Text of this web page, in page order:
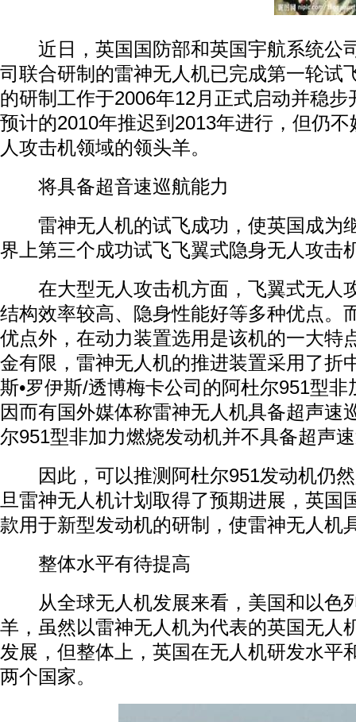
近日，英国国防部和英国宇航系统公
司联合研制的雷神无人机已完成第一轮试
的研制工作于2006年12月正式启动并稳
预计的2010年推迟到2013年进行，但仍
人攻击机领域的领头羊。
将具备超音速巡航能力
雷神无人机的试飞成功，使英国成为
界上第三个成功试飞飞翼式隐身无人攻击
在大型无人攻击机方面，飞翼式无人
结构效率较高、隐身性能好等多种优点。
优点外，在动力装置选用是该机的一大特
金有限，雷神无人机的推进装置采用了折
斯•罗伊斯/透博梅卡公司的阿杜尔951型
因而有国外媒体称雷神无人机具备超声速
尔951型非加力燃烧发动机并不具备超声
因此，可以推测阿杜尔951发动机仍然
旦雷神无人机计划取得了预期进展，英国
款用于新型发动机的研制，使雷神无人机
整体水平有待提高
从全球无人机发展来看，美国和以色
羊，虽然以雷神无人机为代表的英国无人
发展，但整体上，英国在无人机研发水平
两个国家。